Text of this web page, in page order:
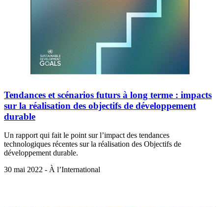
Tendances et scénarios futurs à long terme : impacts
sur la réalisation des objectifs de développement
durable
Un rapport qui fait le point sur l’impact des tendances
technologiques récentes sur la réalisation des Objectifs de
développement durable.
30 mai 2022 - À l’International